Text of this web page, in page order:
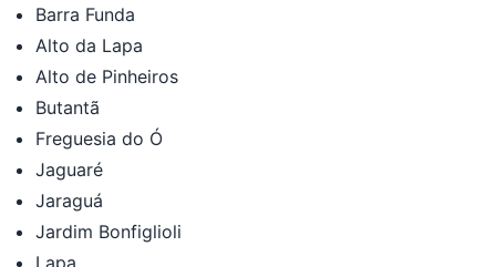
Barra Funda
Alto da Lapa
Alto de Pinheiros
Butantã
Freguesia do Ó
Jaguaré
Jaraguá
Jardim Bonfiglioli
Lapa